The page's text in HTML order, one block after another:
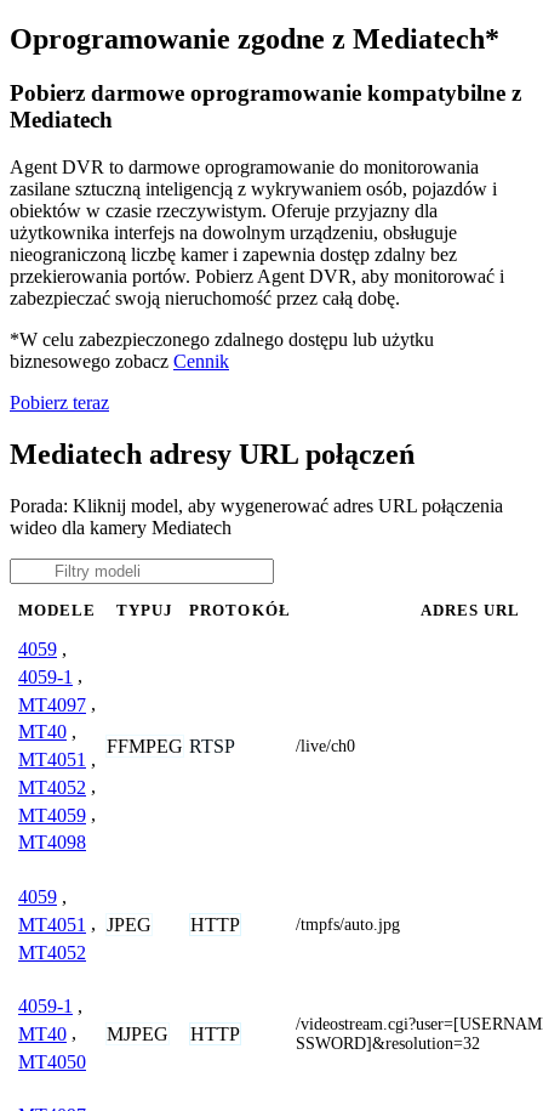
Oprogramowanie zgodne z Mediatech*
Pobierz darmowe oprogramowanie kompatybilne z
Mediatech
Agent DVR to darmowe oprogramowanie do monitorowania
zasilane sztuczną inteligencją z wykrywaniem osób, pojazdów i
obiektów w czasie rzeczywistym. Oferuje przyjazny dla
użytkownika interfejs na dowolnym urządzeniu, obsługuje
nieograniczoną liczbę kamer i zapewnia dostęp zdalny bez
przekierowania portów. Pobierz Agent DVR, aby monitorować i
zabezpieczać swoją nieruchomość przez całą dobę.
*W celu zabezpieczonego zdalnego dostępu lub użytku
biznesowego zobacz Cennik
Pobierz teraz
Mediatech adresy URL połączeń
Porada: Kliknij model, aby wygenerować adres URL połączenia
wideo dla kamery Mediatech
MODELE TYPUJ PROTOKÓŁ ADRES URL
4059 ,
4059-1 ,
MT4097 ,
MT40 ,
MT4051 ,
MT4052 ,
MT4059 ,
MT4098
FFMPEG RTSP /live/ch0
4059 ,
MT4051 ,
MT4052
JPEG HTTP /tmpfs/auto.jpg
4059-1 ,
MT40 ,
MT4050
MJPEG HTTP
/
SSWORD]&resolution=32